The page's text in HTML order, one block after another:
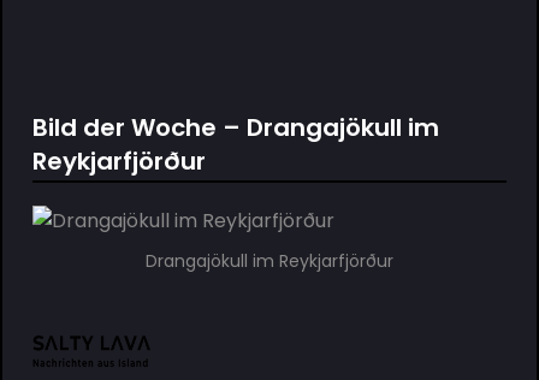
Bild der Woche – Drangajökull im
Reykjarfjörður
Drangajökull im Reykjarfjörður